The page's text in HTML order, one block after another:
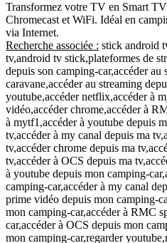
Transformez votre TV en Smart
Chromecast et WiFi. Idéal en
via Internet.
Recherche associée : stick android
tv,android tv stick,plateformes de
depuis son camping-car,accéder au
caravane,accéder au streaming
youtube,accéder netflix,accéder à
vidéo,accéder chrome,accéder à
à mytf1,accéder à youtube depuis
tv,accéder à my canal depuis ma
tv,accéder chrome depuis ma
tv,accéder à OCS depuis ma
à youtube depuis mon camping-
camping-car,accéder à my canal
prime vidéo depuis mon camping-
mon camping-car,accéder à RMC
car,accéder à OCS depuis mon
mon camping-car,regarder